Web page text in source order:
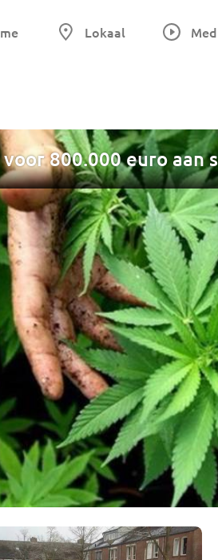
Lokaal
800.000 euro aan